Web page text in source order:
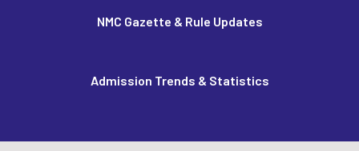
NMC Gazette & Rule Updates
Admission Trends & Statistics